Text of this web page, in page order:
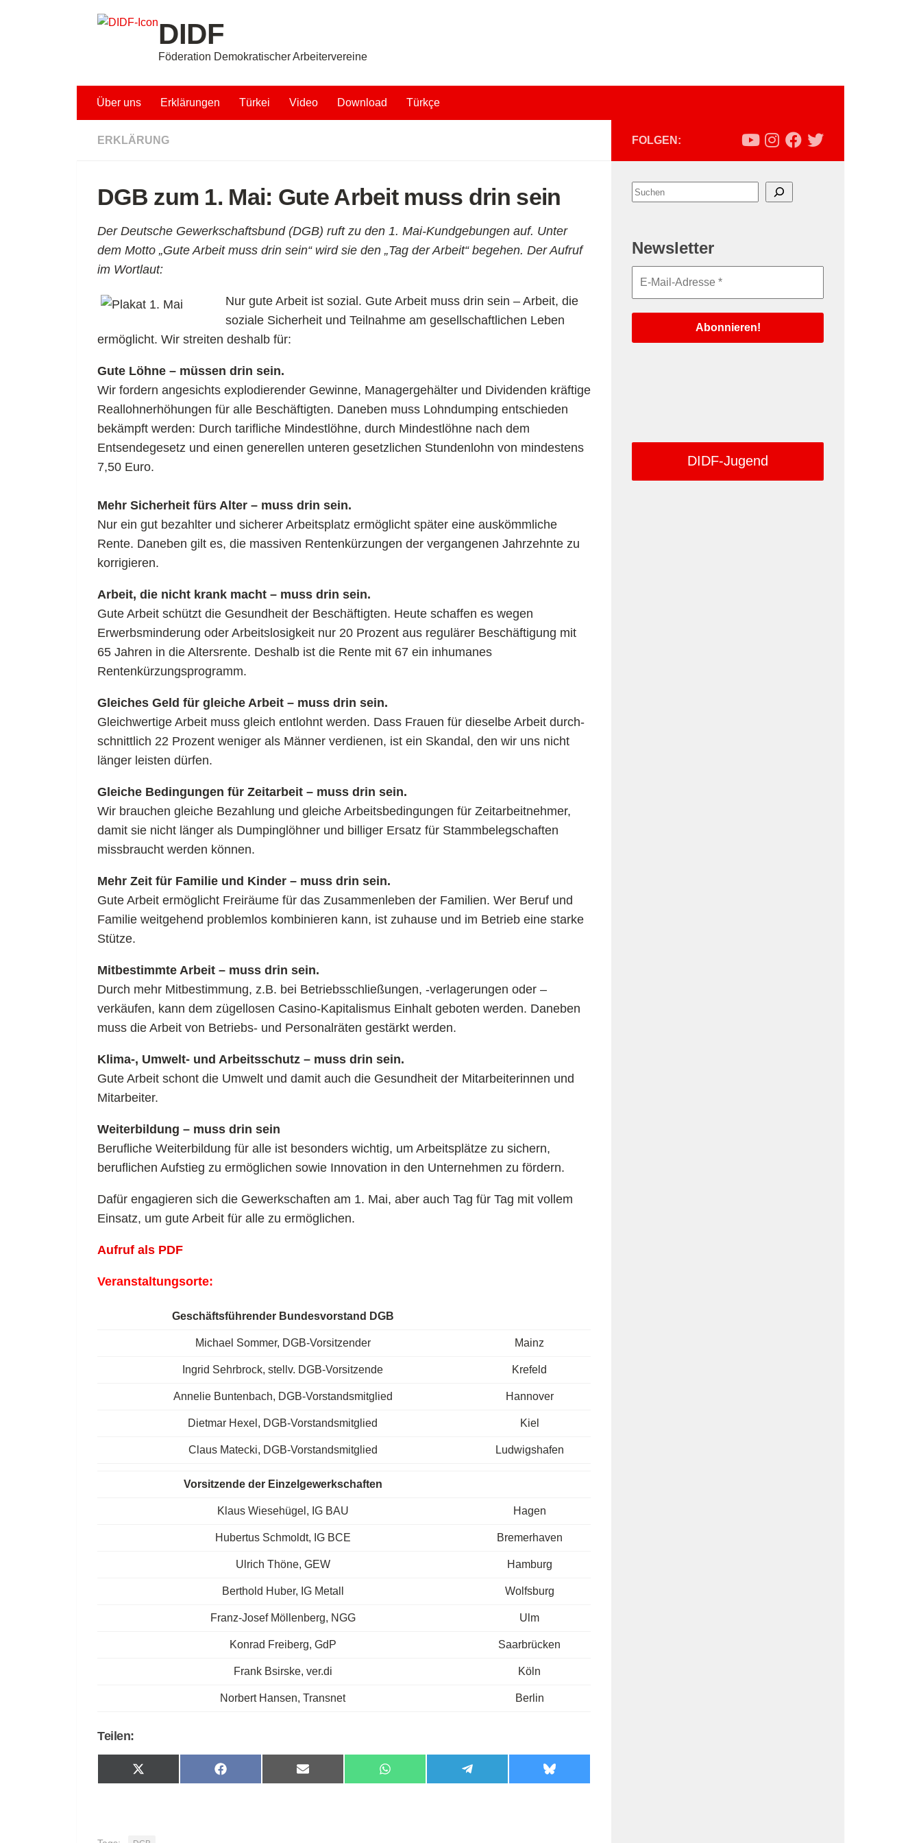
Unter dem Inhalt DIDF
Föderation Demokratischer Arbeitervereine
Über uns Erklärungen Türkei Video Download Türkçe
ERKLÄRUNG
DGB zum 1. Mai: Gute Arbeit muss drin sein
Der Deutsche Gewerkschaftsbund (DGB) ruft zu den 1. Mai-Kundgebungen auf. Unter
dem Motto „Gute Arbeit muss drin sein“ wird sie den „Tag der Arbeit“ begehen. Der Aufruf
im Wortlaut:
Nur gute Arbeit ist sozial. Gute Arbeit muss drin sein – Arbeit, die
soziale Sicherheit und Teilnahme am gesellschaftlichen Leben
ermöglicht. Wir streiten deshalb für:
Gute Löhne – müssen drin sein.
Wir fordern angesichts explodierender Gewinne, Managergehälter und Dividenden kräftige
Reallohnerhöhungen für alle Beschäftigten. Daneben muss Lohndumping entschieden
bekämpft werden: Durch tarifliche Mindestlöhne, durch Mindestlöhne nach dem
Entsendegesetz und einen generellen unteren gesetzlichen Stundenlohn von mindestens
7,50 Euro.
Mehr Sicherheit fürs Alter – muss drin sein.
Nur ein gut bezahlter und sicherer Arbeitsplatz ermöglicht später eine auskömmliche
Rente. Daneben gilt es, die massiven Rentenkürzungen der vergangenen Jahrzehnte zu
korrigieren.
Arbeit, die nicht krank macht – muss drin sein.
Gute Arbeit schützt die Gesundheit der Beschäftigten. Heute schaffen es wegen
Erwerbsminderung oder Arbeitslosigkeit nur 20 Prozent aus regulärer Beschäftigung mit
65 Jahren in die Altersrente. Deshalb ist die Rente mit 67 ein inhumanes
Rentenkürzungsprogramm.
Gleiches Geld für gleiche Arbeit – muss drin sein.
Gleichwertige Arbeit muss gleich entlohnt werden. Dass Frauen für dieselbe Arbeit durch-
schnittlich 22 Prozent weniger als Männer verdienen, ist ein Skandal, den wir uns nicht
länger leisten dürfen.
Gleiche Bedingungen für Zeitarbeit – muss drin sein.
Wir brauchen gleiche Bezahlung und gleiche Arbeitsbedingungen für Zeitarbeitnehmer,
damit sie nicht länger als Dumpinglöhner und billiger Ersatz für Stammbelegschaften
missbraucht werden können.
Mehr Zeit für Familie und Kinder – muss drin sein.
Gute Arbeit ermöglicht Freiräume für das Zusammenleben der Familien. Wer Beruf und
Familie weitgehend problemlos kombinieren kann, ist zuhause und im Betrieb eine starke
Stütze.
Mitbestimmte Arbeit – muss drin sein.
Durch mehr Mitbestimmung, z.B. bei Betriebsschließungen, -verlagerungen oder –
verkäufen, kann dem zügellosen Casino-Kapitalismus Einhalt geboten werden. Daneben
muss die Arbeit von Betriebs- und Personalräten gestärkt werden.
Klima-, Umwelt- und Arbeitsschutz – muss drin sein.
Gute Arbeit schont die Umwelt und damit auch die Gesundheit der Mitarbeiterinnen und
Mitarbeiter.
Weiterbildung – muss drin sein
Berufliche Weiterbildung für alle ist besonders wichtig, um Arbeitsplätze zu sichern,
beruflichen Aufstieg zu ermöglichen sowie Innovation in den Unternehmen zu fördern.
Dafür engagieren sich die Gewerkschaften am 1. Mai, aber auch Tag für Tag mit vollem
Einsatz, um gute Arbeit für alle zu ermöglichen.
Aufruf als PDF
Veranstaltungsorte:
Geschäftsführender Bundesvorstand DGB
Michael Sommer, DGB-Vorsitzender Mainz
Ingrid Sehrbrock, stellv. DGB-Vorsitzende Krefeld
Annelie Buntenbach, DGB-Vorstandsmitglied Hannover
Dietmar Hexel, DGB-Vorstandsmitglied Kiel
Claus Matecki, DGB-Vorstandsmitglied Ludwigshafen
Vorsitzende der Einzelgewerkschaften
Klaus Wiesehügel, IG BAU Hagen
Hubertus Schmoldt, IG BCE Bremerhaven
Ulrich Thöne, GEW Hamburg
Berthold Huber, IG Metall Wolfsburg
Franz-Josef Möllenberg, NGG Ulm
Konrad Freiberg, GdP Saarbrücken
Frank Bsirske, ver.di Köln
Norbert Hansen, Transnet Berlin
Teilen:
Share
on
Share
on
Share
on
Share
on
Share
on
Share
on
FOLGEN:
Suchen
Newsletter
DIDF-Jugend